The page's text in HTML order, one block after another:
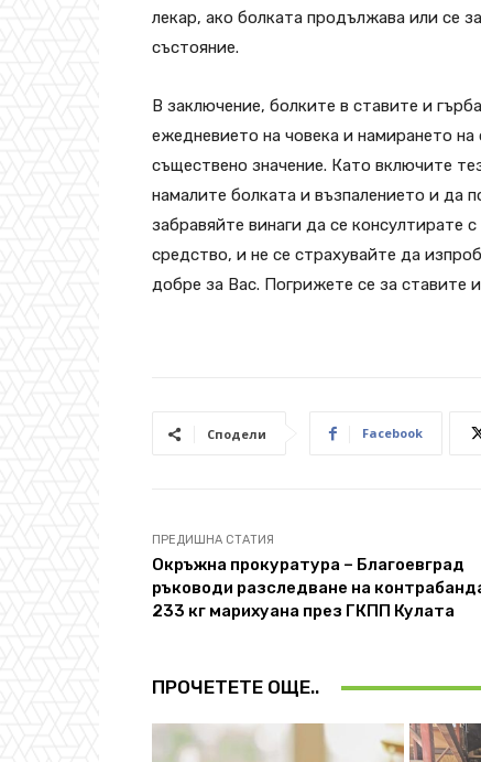
лекар, ако болката продължава или се
състояние.
В заключение, болките в ставите и
ежедневието на човека и намирането
съществено значение. Като включите
намалите болката и възпалението и да
забравяйте винаги да се консултирате
средство, и не се страхувайте да
добре за Вас. Погрижете се за ставите
Сподели Facebook
ПРЕДИШНА СТАТИЯ
Окръжна прокуратура – Благоевград
ръководи разследване на
233 кг марихуана през ГКПП Кулата
ПРОЧЕТЕТЕ ОЩЕ..